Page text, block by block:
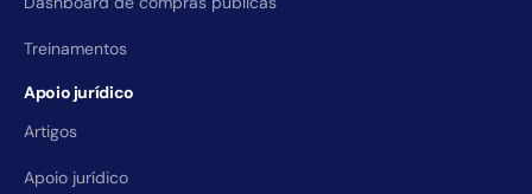
Treinamentos
Apoio jurídico
Artigos
Apoio jurídico